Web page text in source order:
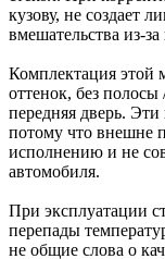
кузову, не создает
вмешательства из-
Комплектация этой
оттенок, без полосы
передняя дверь.
потому что внешне
исполнению и не
автомобиля.
При эксплуатации
перепады
не общие слова о